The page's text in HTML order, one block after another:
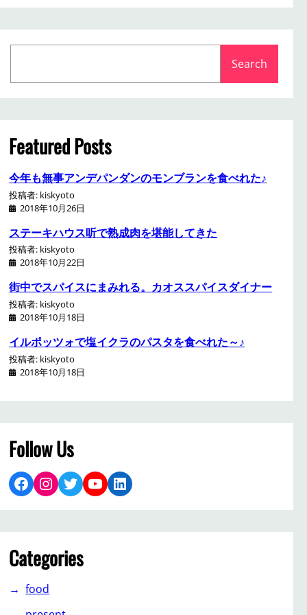
a
r
c
h
Search
Featured Posts
今年も無事アンデパンダンのモンブランを食べれた♪
投稿者: kiskyoto
2018年10月26日
ステーキハウス听で熟成肉を堪能してきた
投稿者: kiskyoto
2018年10月22日
街中でスパイスにまみれる。カオススパイスダイナー
投稿者: kiskyoto
2018年10月18日
イルポッツォで塩イクラのパスタを食べれた～♪
投稿者: kiskyoto
2018年10月18日
Follow Us
Facebook Instagram Twitter YouTube LinkedIn
Categories
food